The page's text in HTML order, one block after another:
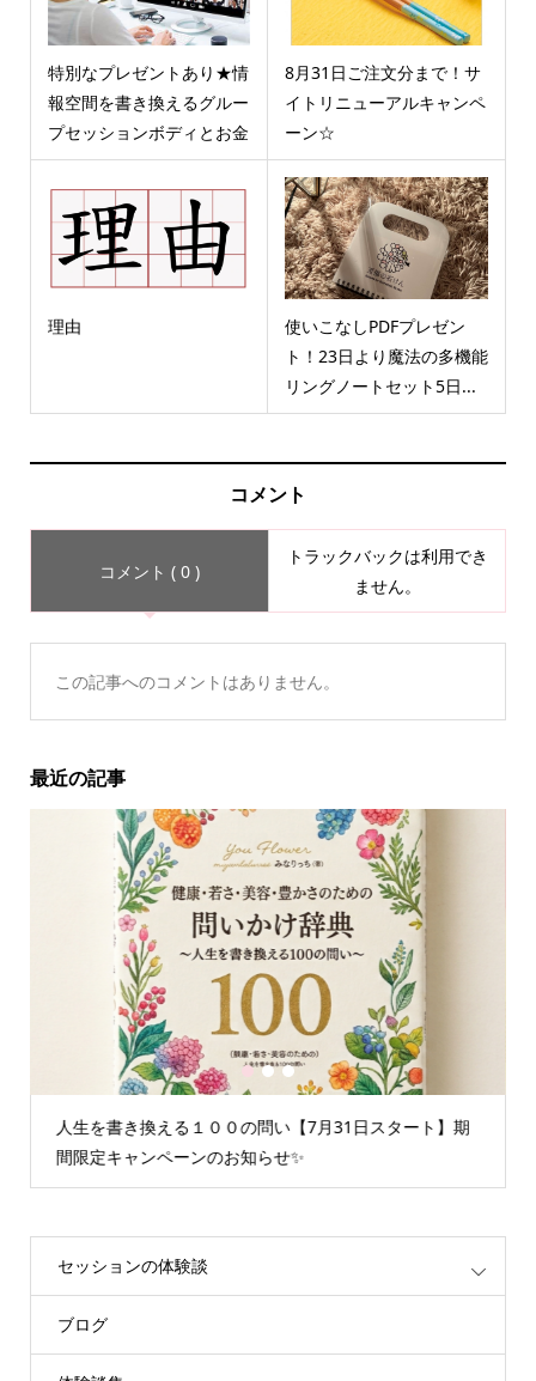
特別なプレゼントあり★情
報空間を書き換えるグルー
プセッションボディとお金
8月31日ご注文分まで！サ
イトリニューアルキャンペ
ーン☆
理由
使いこなしPDFプレゼン
ト！23日より魔法の多機能
リングノートセット5日...
コメント
コメント ( 0 )
トラックバックは利用でき
ません。
この記事へのコメントはありません。
最近の記事
31日スタート】期
情報空間を書き換えるグループセッショ
重たいエネルギーが解放されます
2 3
セッションの体験談
ブログ